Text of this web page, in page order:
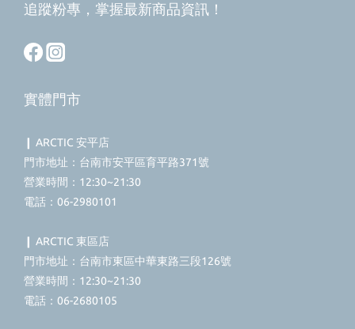
追蹤粉專，掌握最新商品資訊！
實體門市
❙ ARCTIC 安平店
門市地址：台南市安平區育平路371號
營業時間：12:30~21:30
電話：06-2980101
❙ ARCTIC 東區店
門市地址：台南市東區中華東路三段126號
營業時間：12:30~21:30
電話：06-2680105